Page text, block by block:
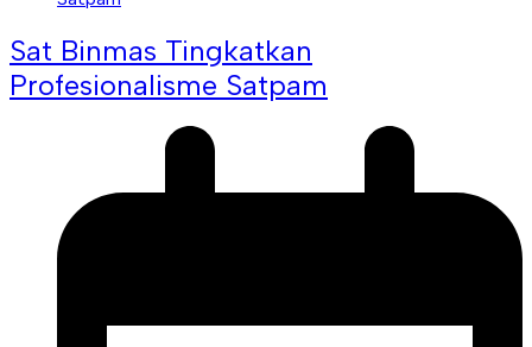
Sat Binmas Tingkatkan
Profesionalisme Satpam